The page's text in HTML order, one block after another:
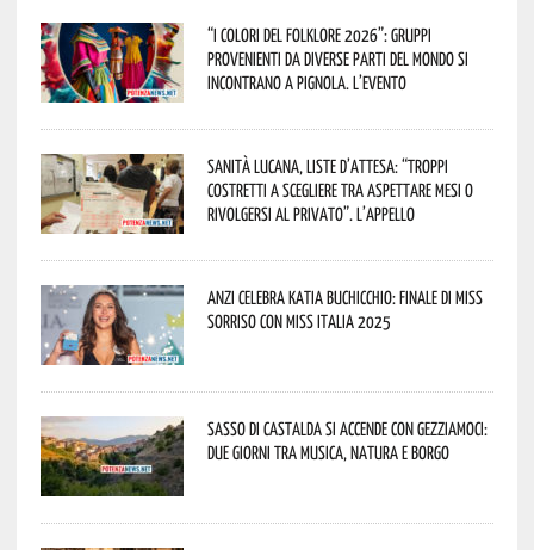
“I Colori del Folklore 2026”: gruppi
provenienti da diverse parti del mondo si
incontrano a Pignola. L’evento
Sanità lucana, liste d’attesa: “Troppi
costretti a scegliere tra aspettare mesi o
rivolgersi al privato”. L’appello
Anzi celebra Katia Buchicchio: finale di Miss
Sorriso con Miss Italia 2025
Sasso di Castalda si accende con Gezziamoci:
due giorni tra musica, natura e borgo